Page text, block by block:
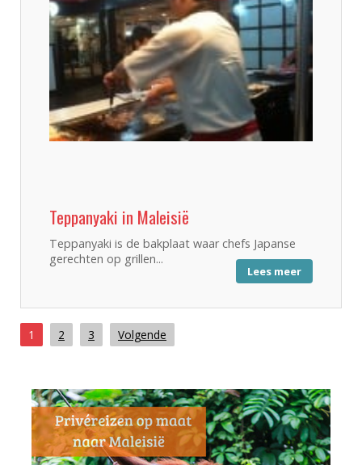
Teppanyaki in Maleisië
Teppanyaki is de bakplaat waar chefs Japanse
gerechten op grillen...
Lees meer
1 2 3 Volgende